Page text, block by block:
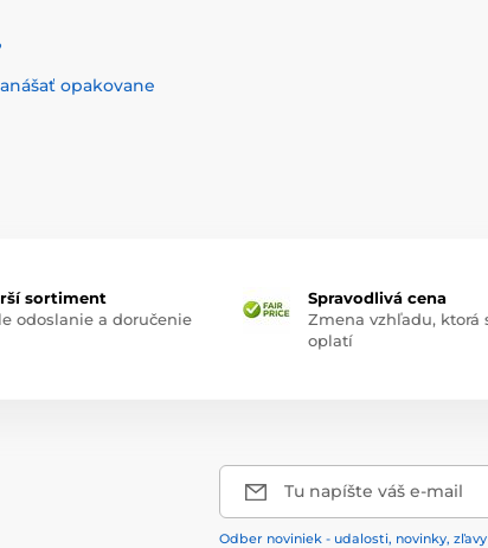
opakovane
sortiment
odoslanie a doručenie
Spravodlivá cena
Zmena vzhľadu, ktorá
oplatí
Tu napíšte váš e-mail
Odber noviniek - udalosti, novinky, zľavy